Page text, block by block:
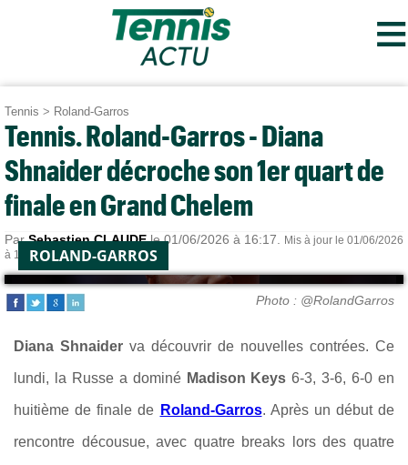
≡
Tennis > Roland-Garros
Tennis. Roland-Garros - Diana
Shnaider décroche son 1er quart de
finale en Grand Chelem
ParSebastien CLAUDEle 01/06/2026 à 16:17.
Mis à jour le 01/06/2026
à 16:28.ROLAND-GARROS
Photo : @RolandGarros
Diana Shnaider va découvrir de nouvelles contrées. Ce
lundi, la Russe a dominé Madison Keys 6-3, 3-6, 6-0 en
huitième de finale de Roland-Garros. Après un début de
rencontre décousue, avec quatre breaks lors des quatre